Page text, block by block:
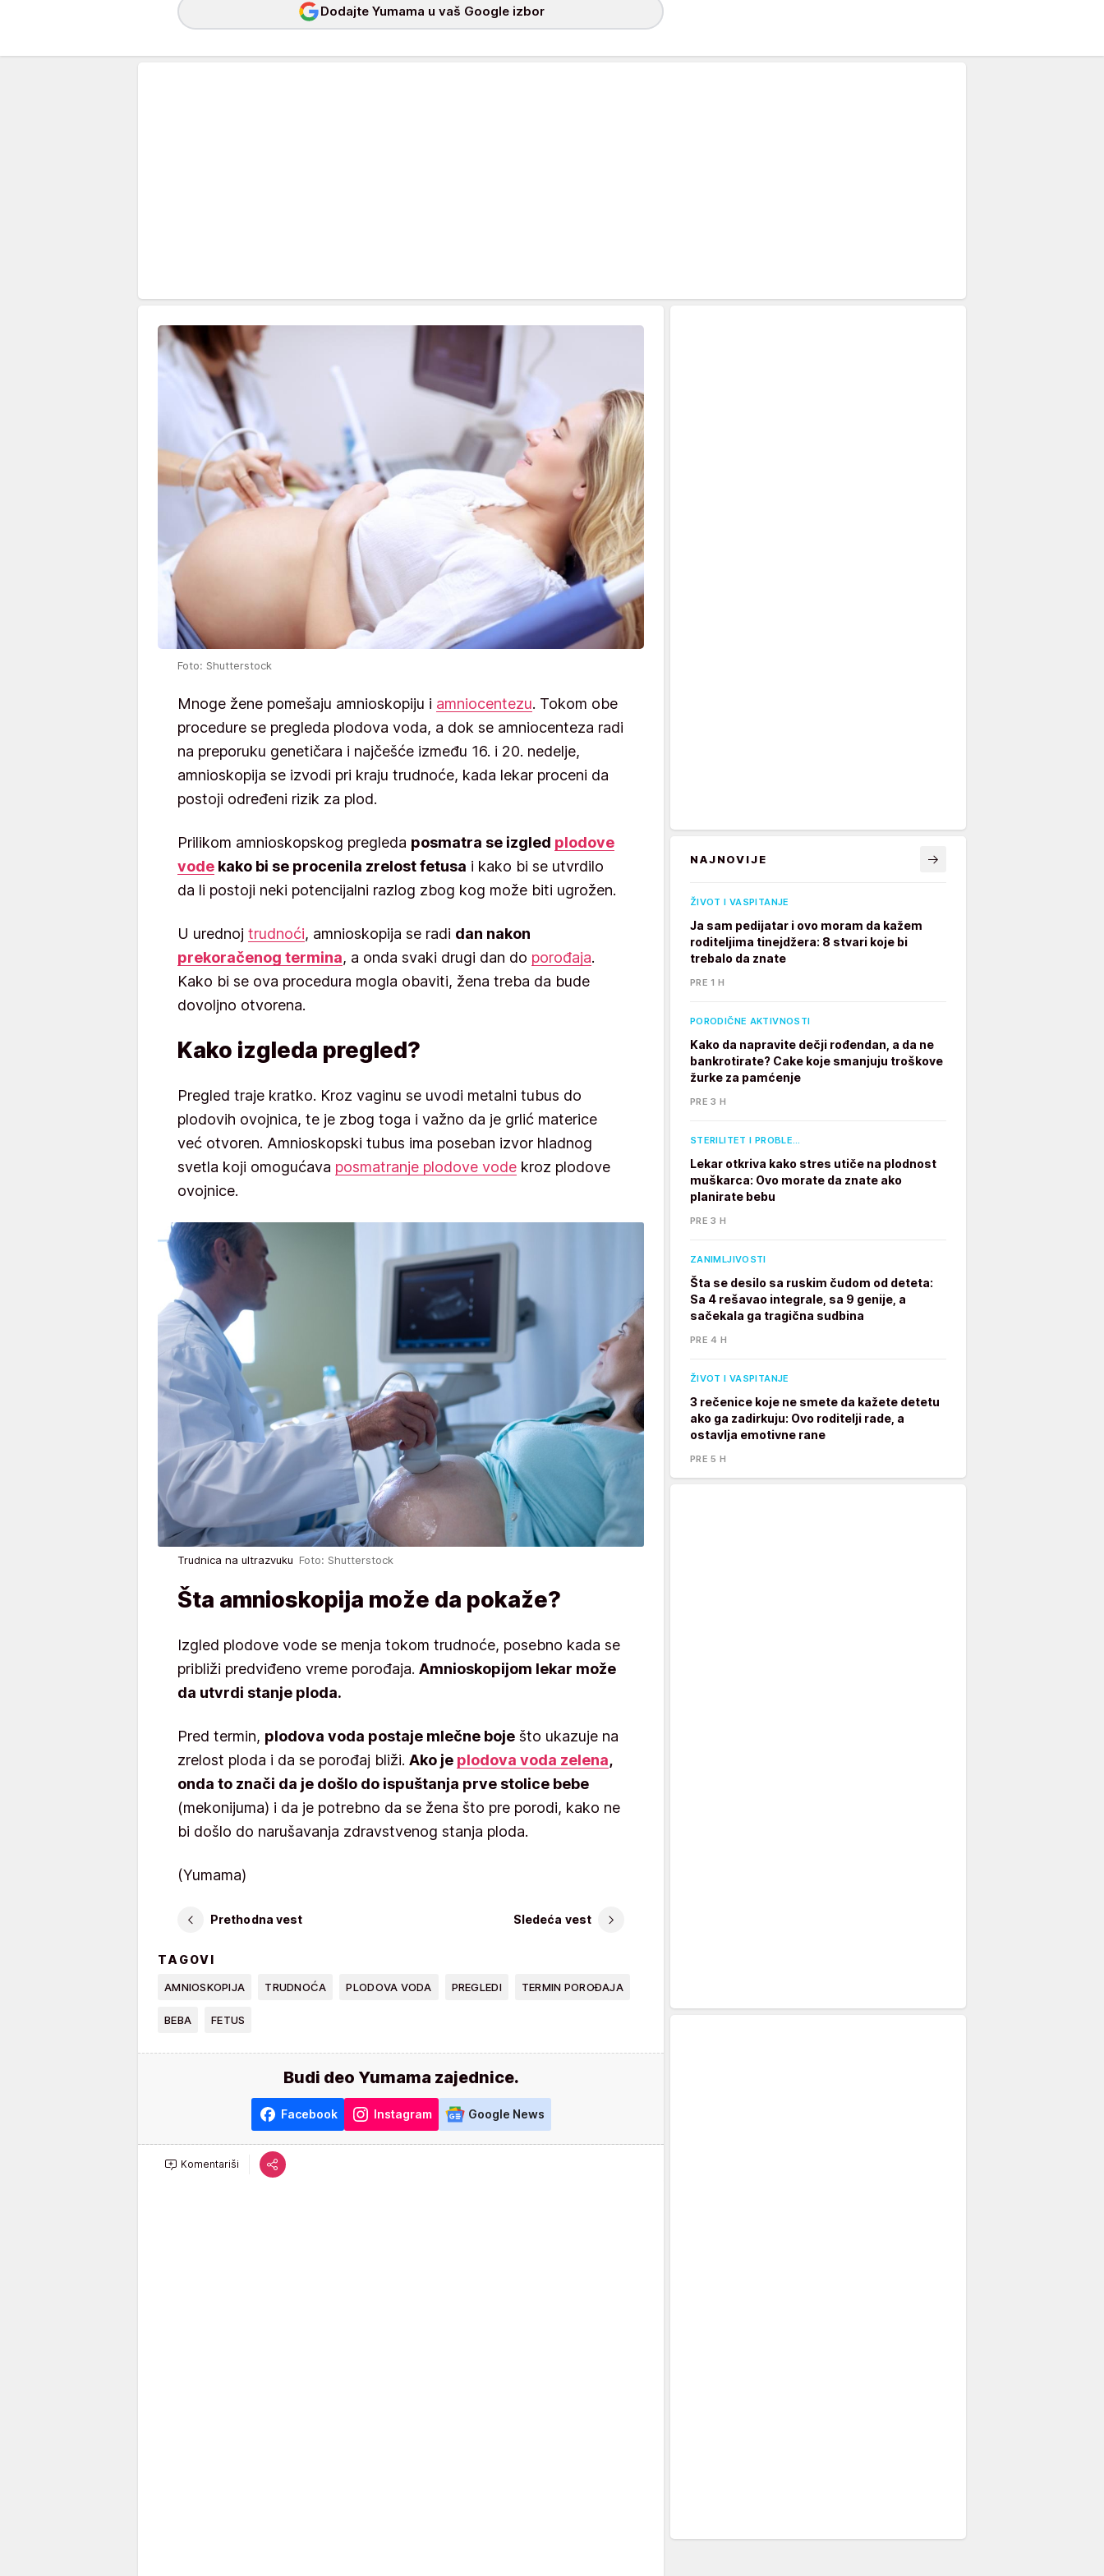
Dodajte Yumama u vaš Google izbor
Foto: Shutterstock
Mnoge žene pomešaju amnioskopiju i amniocentezu. Tokom obe
procedure se pregleda plodova voda, a dok se amniocenteza radi
na preporuku genetičara i najčešće između 16. i 20. nedelje,
amnioskopija se izvodi pri kraju trudnoće, kada lekar proceni da
postoji određeni rizik za plod.
Prilikom amnioskopskog pregleda posmatra se izgled plodove
vode kako bi se procenila zrelost fetusa i kako bi se utvrdilo
da li postoji neki potencijalni razlog zbog kog može biti ugrožen.
U urednoj trudnoći, amnioskopija se radi dan nakon
prekoračenog termina, a onda svaki drugi dan do porođaja.
Kako bi se ova procedura mogla obaviti, žena treba da bude
dovoljno otvorena.
Kako izgleda pregled?
Pregled traje kratko. Kroz vaginu se uvodi metalni tubus do
plodovih ovojnica, te je zbog toga i važno da je grlić materice
već otvoren. Amnioskopski tubus ima poseban izvor hladnog
svetla koji omogućava posmatranje plodove vode kroz plodove
ovojnice.
Trudnica na ultrazvuku Foto: Shutterstock
Šta amnioskopija može da pokaže?
Izgled plodove vode se menja tokom trudnoće, posebno kada se
približi predviđeno vreme porođaja. Amnioskopijom lekar može
da utvrdi stanje ploda.
Pred termin, plodova voda postaje mlečne boje što ukazuje na
zrelost ploda i da se porođaj bliži. Ako je plodova voda zelena,
onda to znači da je došlo do ispuštanja prve stolice bebe
(mekonijuma) i da je potrebno da se žena što pre porodi, kako ne
bi došlo do narušavanja zdravstvenog stanja ploda.
(Yumama)
Prethodna vest Sledeća vest
TAGOVI
AMNIOSKOPIJA TRUDNOĆA PLODOVA VODA PREGLEDI TERMIN POROĐAJA
BEBA FETUS
Budi deo Yumama zajednice.
Facebook Instagram Google News
Komentariši
NAJNOVIJE
ŽIVOT I VASPITANJE
Ja sam pedijatar i ovo moram da kažem
roditeljima tinejdžera: 8 stvari koje bi
trebalo da znate
PRE 1 H
PORODIČNE AKTIVNOSTI
Kako da napravite dečji rođendan, a da ne
bankrotirate? Cake koje smanjuju troškove
žurke za pamćenje
PRE 3 H
STERILITET I PROBLE…
Lekar otkriva kako stres utiče na plodnost
muškarca: Ovo morate da znate ako
planirate bebu
PRE 3 H
ZANIMLJIVOSTI
Šta se desilo sa ruskim čudom od deteta:
Sa 4 rešavao integrale, sa 9 genije, a
sačekala ga tragična sudbina
PRE 4 H
ŽIVOT I VASPITANJE
3 rečenice koje ne smete da kažete detetu
ako ga zadirkuju: Ovo roditelji rade, a
ostavlja emotivne rane
PRE 5 H